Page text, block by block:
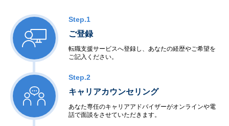
Step.1
ご登録
転職支援サービスへ登録し、あなたの経歴やご希望を
ご記入ください。
Step.2
キャリアカウンセリング
あなた専任のキャリアアドバイザーがオンラインや電
話で面談をさせていただきます。